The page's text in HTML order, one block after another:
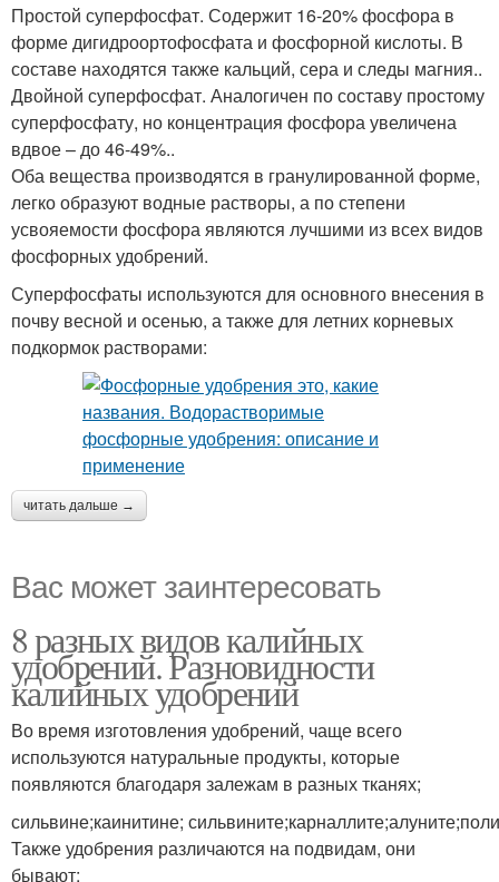
Простой суперфосфат. Содержит 16-20% фосфора в
форме дигидроортофосфата и фосфорной кислоты. В
составе находятся также кальций, сера и следы магния..
Двойной суперфосфат. Аналогичен по составу простому
суперфосфату, но концентрация фосфора увеличена
вдвое – до 46-49%..
Оба вещества производятся в гранулированной форме,
легко образуют водные растворы, а по степени
усвояемости фосфора являются лучшими из всех видов
фосфорных удобрений.
Суперфосфаты используются для основного внесения в
почву весной и осенью, а также для летних корневых
подкормок растворами:
читать дальше →
Вас может заинтересовать
8 разных видов калийных
удобрений. Разновидности
калийных удобрений
Во время изготовления удобрений, чаще всего
используются натуральные продукты, которые
появляются благодаря залежам в разных тканях;
сильвине;каинитине;
Также удобрения различаются на подвидам, они
бывают: